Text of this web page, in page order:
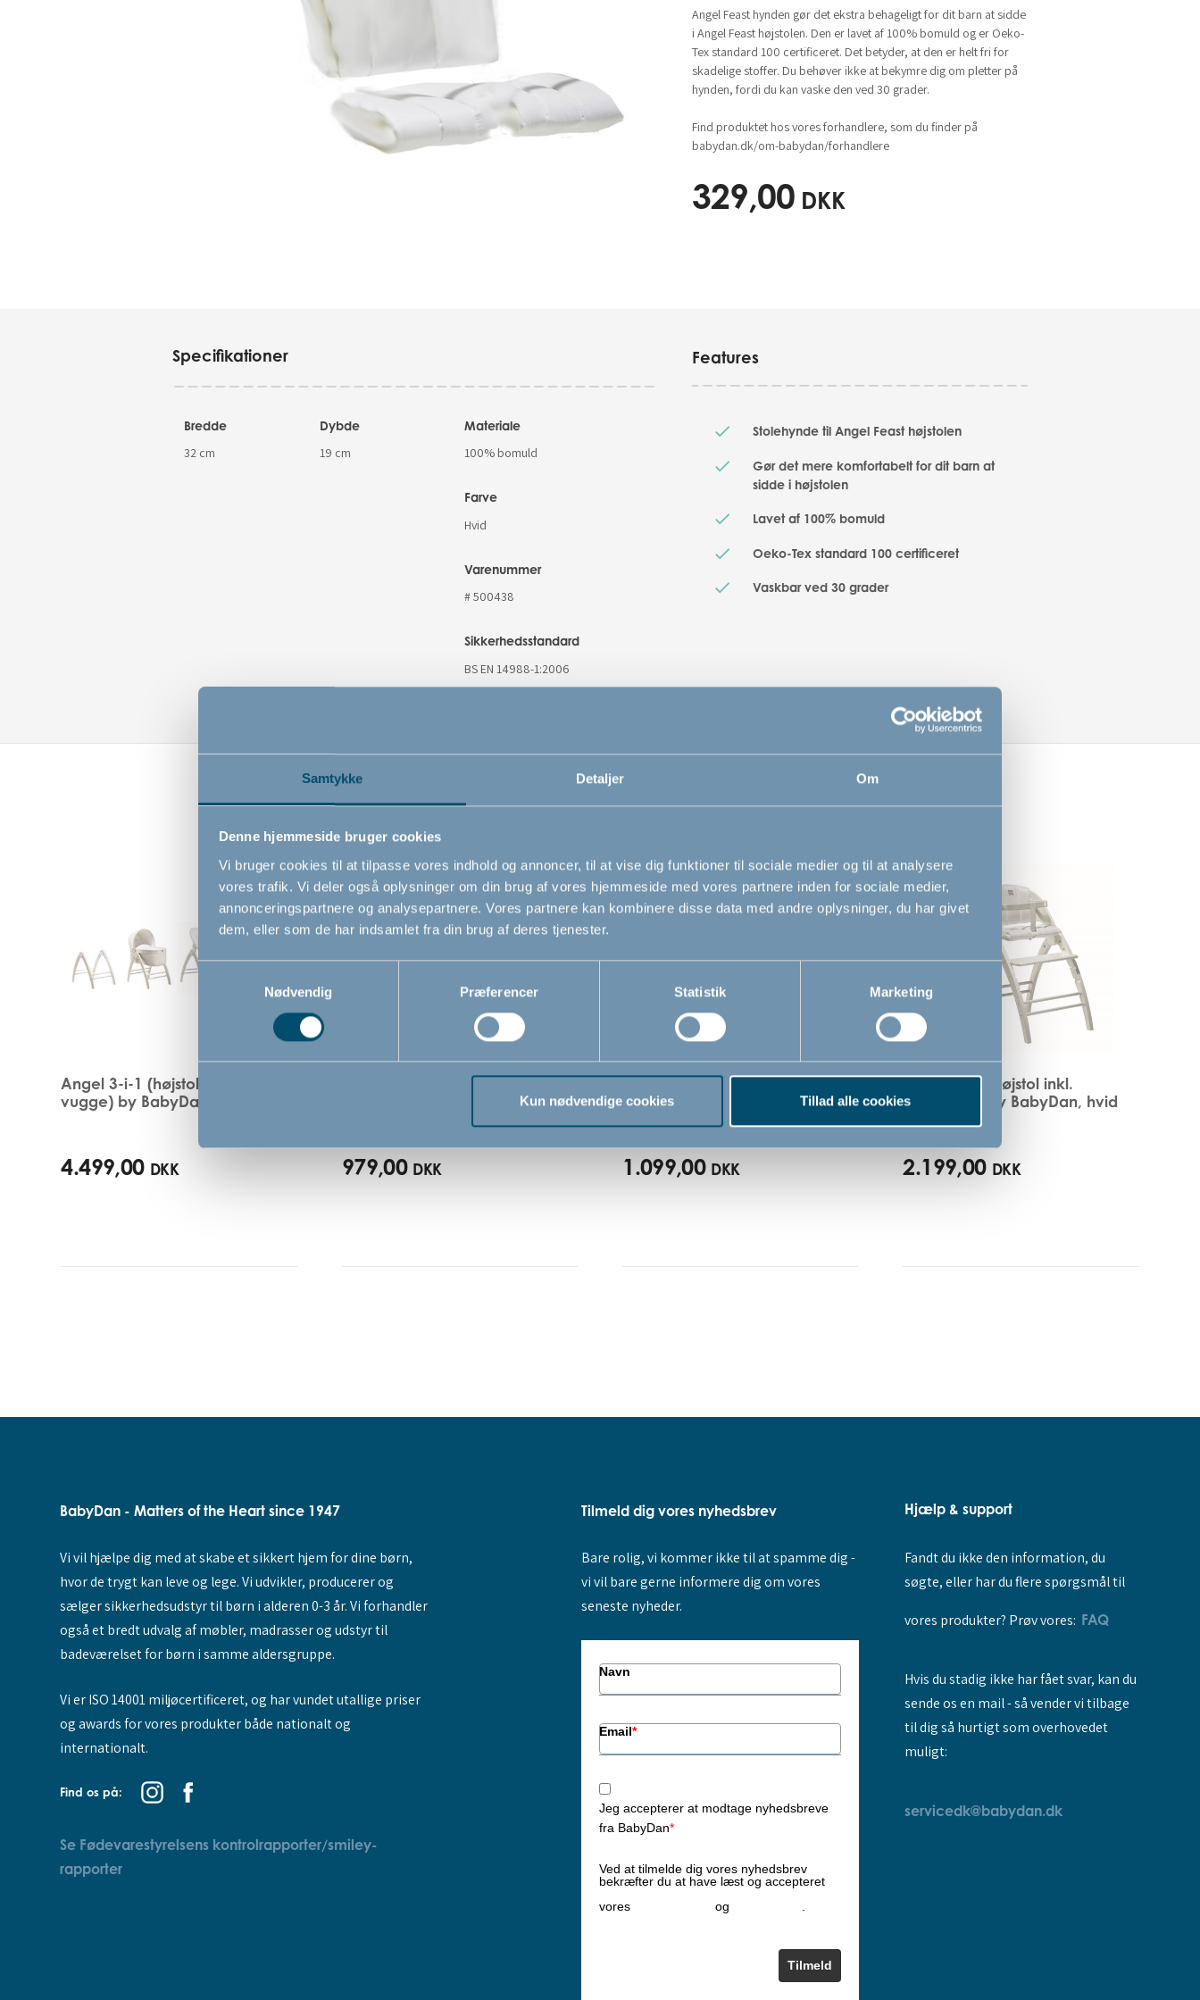
Samtykke Detaljer Om
Denne hjemmeside bruger cookies
Vi bruger cookies til at tilpasse vores indhold og annoncer, til at vise dig funktioner til sociale medier og til at analysere
vores trafik. Vi deler også oplysninger om din brug af vores hjemmeside med vores partnere inden for sociale medier,
annonceringspartnere og analysepartnere. Vores partnere kan kombinere disse data med andre oplysninger, du har givet
dem, eller som de har indsamlet fra din brug af deres tjenester.
Samtykkevalg
Nødvendig
Præferencer Statistik Marketing
Kun nødvendige cookies Tillad alle cookies
Angel Feast hynden gør det ekstra behageligt for dit barn at sidde
i Angel Feast højstolen. Den er lavet af 100% bomuld og er Oeko-
Tex standard 100 certificeret. Det betyder, at den er helt fri for
skadelige stoffer. Du behøver ikke at bekymre dig om pletter på
hynden, fordi du kan vaske den ved 30 grader.
Find produktet hos vores forhandlere, som du finder på
babydan.dk/om-babydan/forhandlere
329,00 DKK
Specifikationer
Bredde
32 cm
Dybde
19 cm
Materiale
100% bomuld
Farve
Hvid
Varenummer
# 500438
Sikkerhedsstandard
BS EN 14988-1:2006
Features
Stolehynde til Angel Feast højstolen
Gør det mere komfortabelt for dit barn at
sidde i højstolen
Lavet af 100% bomuld
Oeko-Tex standard 100 certificeret
Vaskbar ved 30 grader
Relaterede produkter
Angel 3-i-1 (højstol, skråstol og
vugge) by BabyDan, hvid
4.499,00 DKK
Angel Stand by BabyDan, hvid
979,00 DKK
Angel Nest by BabyDan, hvid
og sølv
1.099,00 DKK
Angel Feast højstol inkl.
stolehynde by BabyDan, hvid
2.199,00 DKK
BabyDan - Matters of the Heart since 1947
Vi vil hjælpe dig med at skabe et sikkert hjem for dine børn,
hvor de trygt kan leve og lege. Vi udvikler, producerer og
sælger sikkerhedsudstyr til børn i alderen 0-3 år. Vi forhandler
også et bredt udvalg af møbler, madrasser og udstyr til
badeværelset for børn i samme aldersgruppe.
Vi er ISO 14001 miljøcertificeret, og har vundet utallige priser
og awards for vores produkter både nationalt og
internationalt.
Find os på:
Se Fødevarestyrelsens kontrolrapporter/smiley-
rapporter
Tilmeld dig vores nyhedsbrev
Bare rolig, vi kommer ikke til at spamme dig -
vi vil bare gerne informere dig om vores
seneste nyheder.
Navn
Email*
Jeg accepterer at modtage nyhedsbreve
fra BabyDan*
Ved at tilmelde dig vores nyhedsbrev
bekræfter du at have læst og accepteret
vores
og
Tilmeld
Hjælp & support
Fandt du ikke den information, du
søgte, eller har du flere spørgsmål til
vores produkter? Prøv vores: FAQ
Hvis du stadig ikke har fået svar, kan du
sende os en mail - så vender vi tilbage
til dig så hurtigt som overhovedet
muligt:
servicedk@babydan.dk